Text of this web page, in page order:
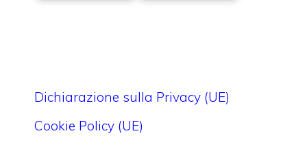
Dichiarazione sulla Privacy (UE)
Cookie Policy (UE)